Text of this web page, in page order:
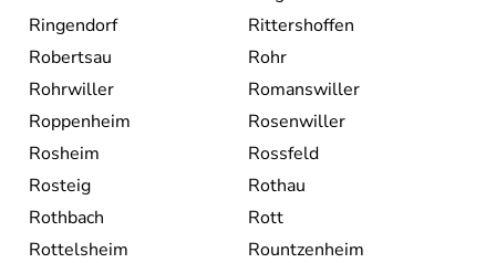
Ringendorf
Rittershoffen
Robertsau
Rohr
Rohrwiller
Romanswiller
Roppenheim
Rosenwiller
Rosheim
Rossfeld
Rosteig
Rothau
Rothbach
Rott
Rottelsheim
Rountzenheim